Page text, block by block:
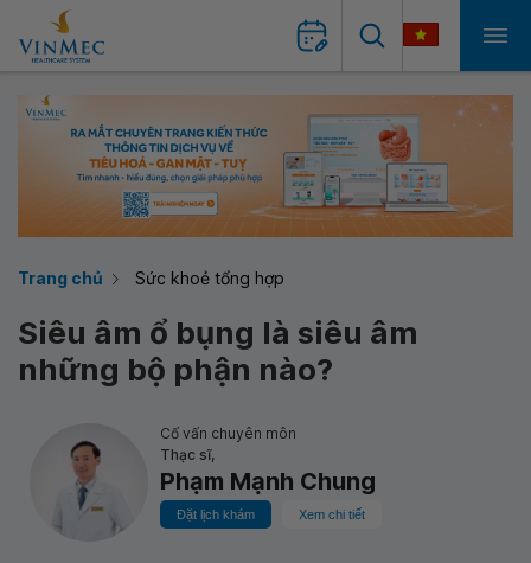
Trang chủ Sức khoẻ tổng hợp
Siêu âm ổ bụng là siêu âm
những bộ phận nào?
Cố vấn chuyên môn
Thạc sĩ,
Phạm Mạnh Chung
Đặt lịch khám Xem chi tiết